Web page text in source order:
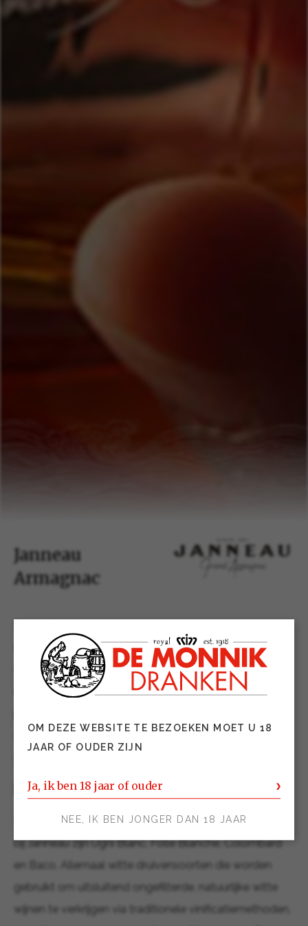
Janneau
Armagnac
expertise in het produceren van armagnac van
ongeëvenaarde kwaliteit. Door Janneau’s unieke stijl en
meesterlijke beheersing van de verschillende
als één van ’s werelds meest toonaangevende
De druif
De belangrijkste druivensoorten welke worden gebruikt
bij Janneau zijn Ugni Blanc, Folle Blanche, Colombard
en Baco. Allemaal witte druivensoorten die worden
gebruikt om uitsluitend ongefilterde, natuurlijke witte
wijnen te verkrijgen via traditionele vinificatiemethoden,
OM DEZE WEBSITE TE BEZOEKEN MOET U 18
JAAR OF OUDER ZIJN
Ja, ik ben 18 jaar of ouder
NEE, IK BEN JONGER DAN 18 JAAR